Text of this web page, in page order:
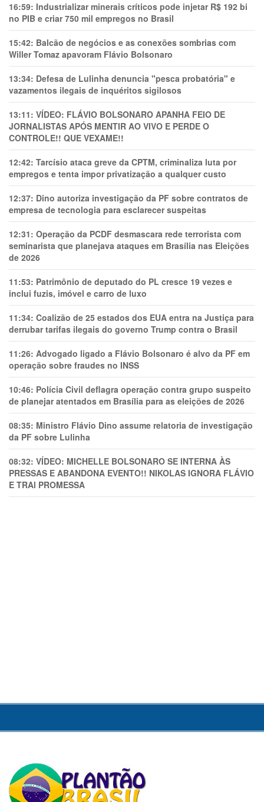
16:59: Industrializar minerais críticos pode injetar R$ 192 bi
no PIB e criar 750 mil empregos no Brasil
15:42: Balcão de negócios e as conexões sombrias com
Willer Tomaz apavoram Flávio Bolsonaro
13:34: Defesa de Lulinha denuncia "pesca probatória" e
vazamentos ilegais de inquéritos sigilosos
13:11: VÍDEO: FLÁVIO BOLSONARO APANHA FEIO DE
JORNALISTAS APÓS MENTIR AO VIVO E PERDE O
CONTROLE!! QUE VEXAME!!
12:42: Tarcísio ataca greve da CPTM, criminaliza luta por
empregos e tenta impor privatização a qualquer custo
12:37: Dino autoriza investigação da PF sobre contratos de
empresa de tecnologia para esclarecer suspeitas
12:31: Operação da PCDF desmascara rede terrorista com
seminarista que planejava ataques em Brasília nas Eleições
de 2026
11:53: Patrimônio de deputado do PL cresce 19 vezes e
inclui fuzis, imóvel e carro de luxo
11:34: Coalizão de 25 estados dos EUA entra na Justiça para
derrubar tarifas ilegais do governo Trump contra o Brasil
11:26: Advogado ligado a Flávio Bolsonaro é alvo da PF em
operação sobre fraudes no INSS
10:46: Polícia Civil deflagra operação contra grupo suspeito
de planejar atentados em Brasília para as eleições de 2026
08:35: Ministro Flávio Dino assume relatoria de investigação
da PF sobre Lulinha
08:32: VÍDEO: MICHELLE BOLSONARO SE INTERNA ÀS
PRESSAS E ABANDONA EVENTO!! NIKOLAS IGNORA FLÁVIO
E TRAl PROMESSA